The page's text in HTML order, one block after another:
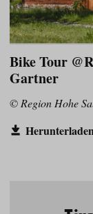
Bike Tour
Gartner
© Region Hohe